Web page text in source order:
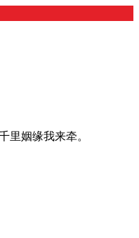
里姻缘我来牵。